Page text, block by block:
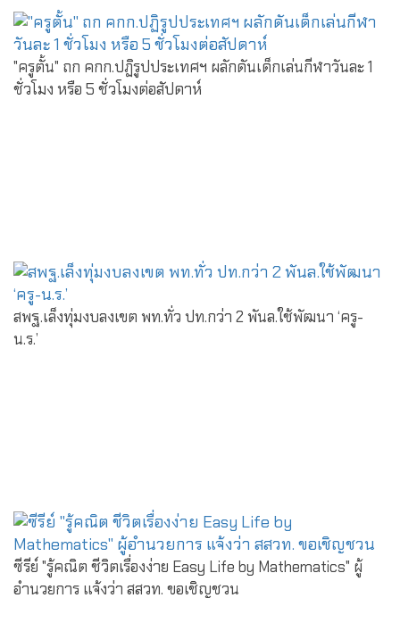
"ครูตั้น" ถก คกก.ปฏิรูปประเทศฯ ผลักดันเด็กเล่นกีฬาวันละ 1
ชั่วโมง หรือ 5 ชั่วโมงต่อสัปดาห์
สพฐ.เล็งทุ่มงบลงเขต พท.ทั่ว ปท.กว่า 2 พันล.ใช้พัฒนา ‘ครู-
น.ร.’
ซีรีย์ "รู้คณิต ชีวิตเรื่องง่าย Easy Life by Mathematics" ผู้
อำนวยการ แจ้งว่า สสวท. ขอเชิญชวน